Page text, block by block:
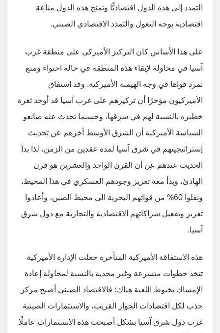
التمدد إلى هذه الدول اقتصاديًّا وتمنح هذه الدول مناعة
اقتصادية بوجه التغول والتمدد الاقتصادي الصيني.
على هذا الأساس كان التركيز الأميركي على منطقة غرب
آسيا في محاولة لإبقاء هذه المنطقة في حالة احتواء ومنع
تمرد قواها في وجه الهيمنة الأميركية. وقد استفاق
الأميركيون مؤخرًا أن تركيزهم على غرب آسيا قد أوجد ثغرة
خطيره بالنسبة لهم في شرقها، وحسبما تحدث عنه صانعو
السياسة الأميركية أن الشرق الأوسط أخرهم عن تحديث
إستراتيجيتهم في شرق آسيا لمدة عقدين من الزمن، لذا بدأ
الحديث عندهم عن أن القرن الواحد والعشرين هو قرن
الهادئ، وبدأ معه تعزيز وجودهم العسكري في هذا المحيط،
ونقلوا 60% من قواتهم البحرية الى محيط الصين، وأعادوا
تعزيز وتفعيل شراكاتهم الاقتصادية والتجارية مع دول شرق
آسيا.
هذه الاستفاقة الأميركية المتأخرة جعلت الإدارة الأميركية
تتخذ خطوات متسرعة وغير مجدية بالنسبة لمحاولة إعادة
الإمساك بخيوط اللعبة هناك؛ فالاقتصاد الصيني أصبح مركز
جذب لكل اقتصادات الجوار القريب، والاستثمارات الصينية
غزت دول شرق آسيا بشكل أصبحت هذه الاستثمارات عاملًا